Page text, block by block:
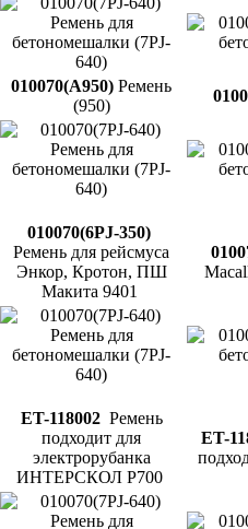
010070(A950) Ремень
(950)
010070(6PJ-350)
Ремень для рейсмуса
Энкор, Кротон, ПШ
Макита 9401
ET-118002Ремень
подходит для
электрорубанка
ИНТЕРСКОЛ P700
ET-